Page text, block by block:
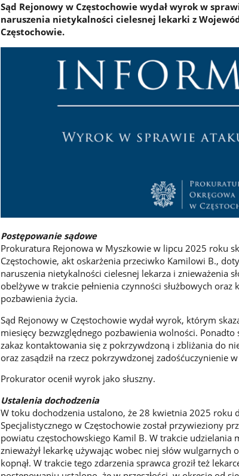
Sąd Rejonowy w Częstochowie wydał wyrok w
naruszenia nietykalności cielesnej lekarki z
Częstochowie.
Postępowanie sądowe
Prokuratura Rejonowa w Myszkowie w lipcu 2025 roku
Częstochowie, akt oskarżenia przeciwko Kamilowi B.,
naruszenia nietykalności cielesnej lekarza i znieważenia
obelżywe w trakcie pełnienia czynności służbowych
pozbawienia życia.
Sąd Rejonowy w Częstochowie wydał wyrok, którym
miesięcy bezwzględnego pozbawienia wolności. Ponadto
zakaz kontaktowania się z pokrzywdzoną i zbliżania do
oraz zasądził na rzecz pokrzywdzonej zadośćuczynienie
Prokurator ocenił wyrok jako słuszny.
Ustalenia dochodzenia
W toku dochodzenia ustalono, że 28 kwietnia 2025 roku
Specjalistycznego w Częstochowie został przywieziony
powiatu częstochowskiego Kamil B. W trakcie udzielania
znieważył lekarkę używając wobec niej słów wulgarnych
kopnął. W trakcie tego zdarzenia sprawca groził też